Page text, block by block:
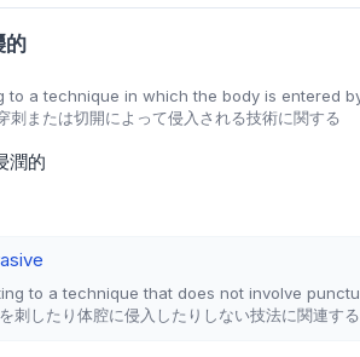
的
to a technique in which the body is entered
刺または切開によって侵入される技術に関する
潤的
to a technique that does not involve
刺したり体腔に侵入したりしない技法に関連する